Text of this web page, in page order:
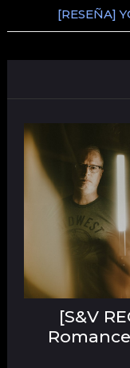
[RESEÑA]
[S&V